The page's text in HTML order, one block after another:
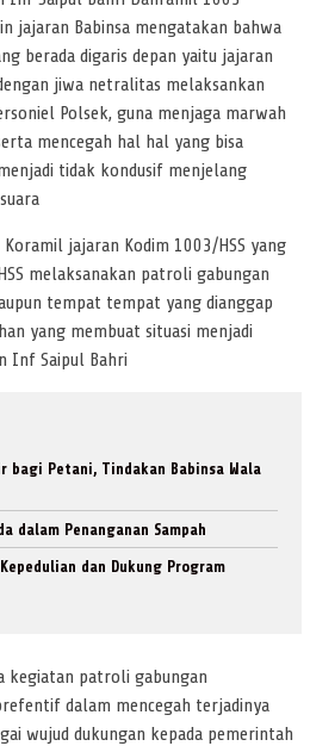
jajaran Babinsa mengatakan bahwa
berada digaris depan yaitu jajaran
jiwa netralitas melaksankan
Polsek, guna menjaga marwah
mencegah hal hal yang bisa
tidak kondusif menjelang
jajaran Kodim 1003/HSS yang
melaksanakan patroli gabungan
tempat tempat yang dianggap
yang membuat situasi menjadi
Inf Saipul Bahri
bagi Petani, Tindakan Babinsa Wala
dalam Penanganan Sampah
dan Dukung Program
kegiatan patroli gabungan
dalam mencegah terjadinya
wujud dukungan kepada pemerintah